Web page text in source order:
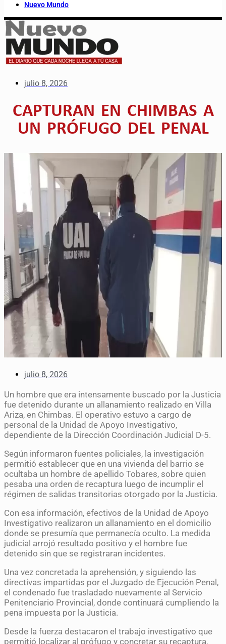
Nuevo Mundo
julio 8, 2026
CAPTURAN EN CHIMBAS A
UN PRÓFUGO DEL PENAL
julio 8, 2026
Un hombre que era intensamente buscado por la Justicia
fue detenido durante un allanamiento realizado en Villa
Ariza, en Chimbas. El operativo estuvo a cargo de
personal de la Unidad de Apoyo Investigativo,
dependiente de la Dirección Coordinación Judicial D-5.
Según informaron fuentes policiales, la investigación
permitió establecer que en una vivienda del barrio se
ocultaba un hombre de apellido Tobares, sobre quien
pesaba una orden de recaptura luego de incumplir el
régimen de salidas transitorias otorgado por la Justicia.
Con esa información, efectivos de la Unidad de Apoyo
Investigativo realizaron un allanamiento en el domicilio
donde se presumía que permanecía oculto. La medida
judicial arrojó resultado positivo y el hombre fue
detenido sin que se registraran incidentes.
Una vez concretada la aprehensión, y siguiendo las
directivas impartidas por el Juzgado de Ejecución Penal,
el condenado fue trasladado nuevamente al Servicio
Penitenciario Provincial, donde continuará cumpliendo la
pena impuesta por la Justicia.
Desde la fuerza destacaron el trabajo investigativo que
permitió localizar al prófugo y concretar su recaptura,